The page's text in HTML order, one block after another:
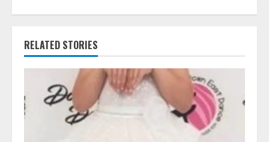
u
e
R
e
a
RELATED STORIES